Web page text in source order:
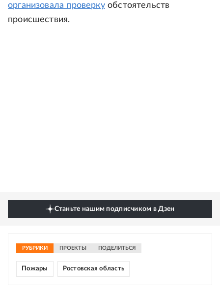
организовала проверкуобстоятельств
происшествия.
Станьте нашим подписчиком в Дзен
РУБРИКИ ПРОЕКТЫ ПОДЕЛИТЬСЯ
Пожары Ростовская область